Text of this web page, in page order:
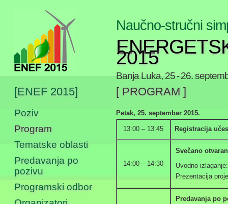
Naučno-stručni
2015
Banja Luka, 25 - 26.
[ENEF 2015]
Poziv
Program
Tematske oblasti
Predavanja po
pozivu
Programski odbor
[ PROGRAM ]
Petak, 25. septembar 2015.
13:00 – 13:45 Registracija
14:00 – 14:30
Svečano
Uvodno
Prezentacija
Predavanja po